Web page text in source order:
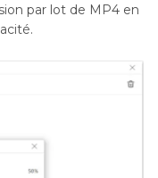
par lot de MP4 en